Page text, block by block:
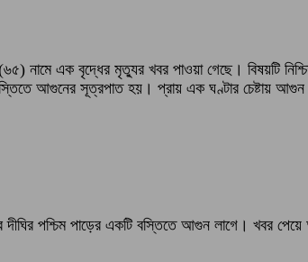
নামে এক বৃদ্ধের মৃত্যুর খবর পাওয়া গেছে। বিষয়টি
আগুনের সূত্রপাত হয়। প্রায় এক ঘণ্টার চেষ্টায় আগুন
পশ্চিম পাড়ের একটি বস্তিতে আগুন লাগে। খবর পেয়ে